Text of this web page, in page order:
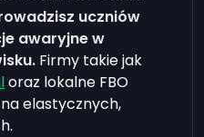
uczniów
awaryjne w
Firmy takie jak
oraz lokalne FBO
elastycznych,